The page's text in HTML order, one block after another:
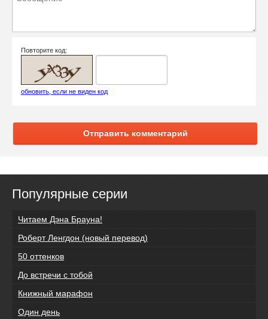
Повторите код:
обновить, если не виден код
Отправить комментарий
Популярные серии
Читаем Дэна Брауна!
Роберт Ленгдон (новый перевод)
50 оттенков
До встречи с тобой
Книжный марафон
Один день